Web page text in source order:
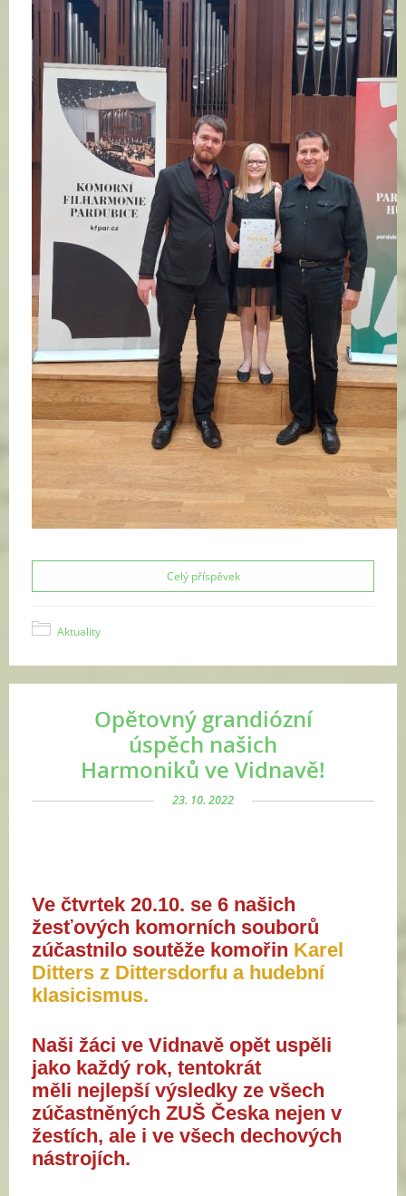
Celý příspěvek
Aktuality
Opětovný grandiózní
úspěch našich
Harmoniků ve Vidnavě!
23. 10. 2022
Ve čtvrtek 20.10. se 6 našich
žesťových komorních souborů
zúčastnilo soutěže komořin Karel
Ditters z Dittersdorfu a hudební
klasicismus.
Naši žáci ve Vidnavě opět uspěli
jako každý rok, tentokrát
měli nejlepší výsledky ze všech
zúčastněných ZUŠ Česka nejen v
žestích, ale i ve všech dechových
nástrojích.